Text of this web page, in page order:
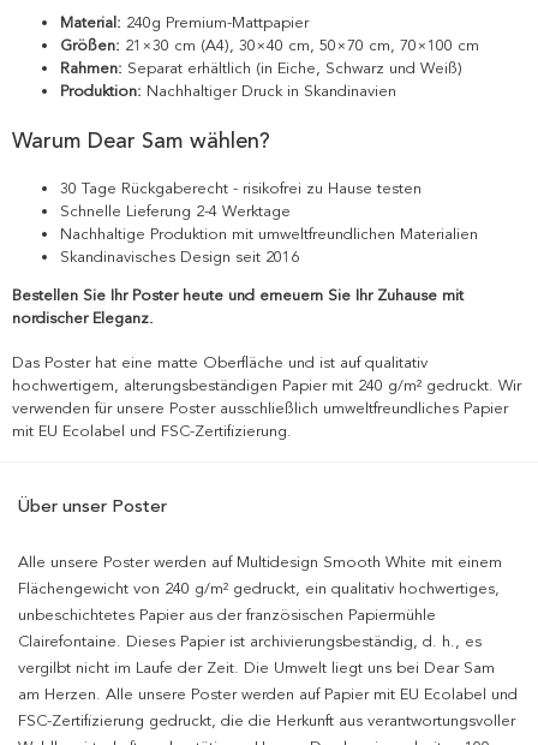
Material: 240g Premium-Mattpapier
Größen: 21×30 cm (A4), 30×40 cm, 50×70 cm, 70×100 cm
Rahmen: Separat erhältlich (in Eiche, Schwarz und Weiß)
Produktion: Nachhaltiger Druck in Skandinavien
Warum Dear Sam wählen?
30 Tage Rückgaberecht - risikofrei zu Hause testen
Schnelle Lieferung 2-4 Werktage
Nachhaltige Produktion mit umweltfreundlichen Materialien
Skandinavisches Design seit 2016
Bestellen Sie Ihr Poster heute und erneuern Sie Ihr Zuhause mit
nordischer Eleganz.
Das Poster hat eine matte Oberfläche und ist auf qualitativ
hochwertigem, alterungsbeständigen Papier mit 240 g/m² gedruckt. Wir
verwenden für unsere Poster ausschließlich umweltfreundliches Papier
mit EU Ecolabel und FSC-Zertifizierung.
Über unser Poster
Alle unsere Poster werden auf Multidesign Smooth White mit einem
Flächengewicht von 240 g/m² gedruckt, ein qualitativ hochwertiges,
unbeschichtetes Papier aus der französischen Papiermühle
Clairefontaine. Dieses Papier ist archivierungsbeständig, d. h., es
vergilbt nicht im Laufe der Zeit. Die Umwelt liegt uns bei Dear Sam
am Herzen. Alle unsere Poster werden auf Papier mit EU Ecolabel und
FSC-Zertifizierung gedruckt, die die Herkunft aus verantwortungsvoller